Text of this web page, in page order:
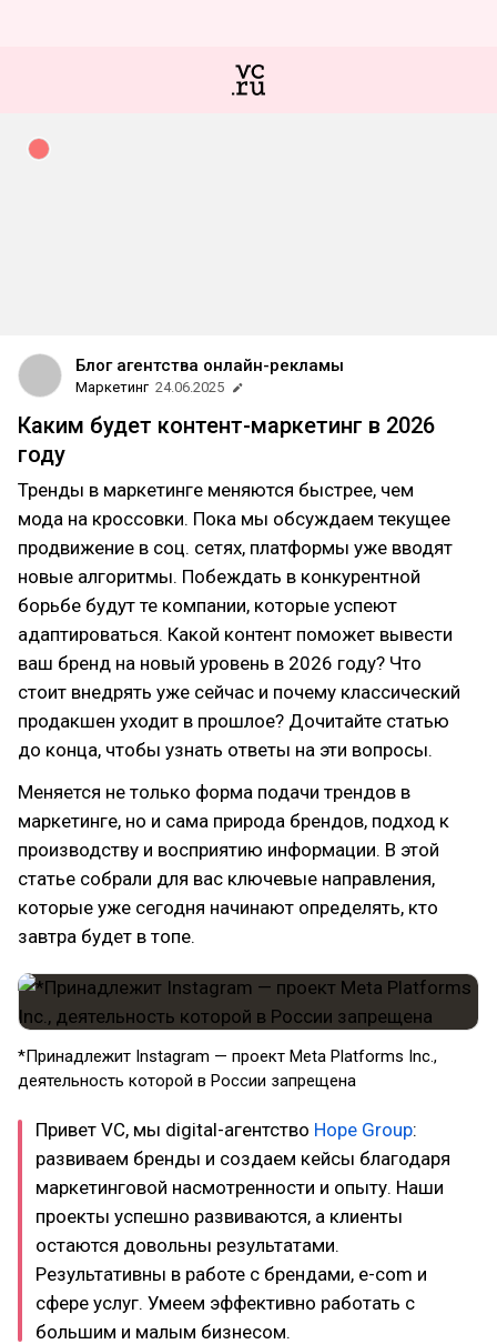
Блог агентства онлайн-рекламы
Маркетинг 24.06.2025
Каким будет контент-маркетинг в 2026
году
Тренды в маркетинге меняются быстрее, чем
мода на кроссовки. Пока мы обсуждаем текущее
продвижение в соц. сетях, платформы уже вводят
новые алгоритмы. Побеждать в конкурентной
борьбе будут те компании, которые успеют
адаптироваться. Какой контент поможет вывести
ваш бренд на новый уровень в 2026 году? Что
стоит внедрять уже сейчас и почему классический
продакшен уходит в прошлое? Дочитайте статью
до конца, чтобы узнать ответы на эти вопросы.
Меняется не только форма подачи трендов в
маркетинге, но и сама природа брендов, подход к
производству и восприятию информации. В этой
статье собрали для вас ключевые направления,
которые уже сегодня начинают определять, кто
завтра будет в топе.
*Принадлежит Instagram — проект Meta Platforms Inc.,
деятельность которой в России запрещена
Привет VC, мы digital-агентство Hope Group:
развиваем бренды и создаем кейсы благодаря
маркетинговой насмотренности и опыту. Наши
проекты успешно развиваются, а клиенты
остаются довольны результатами.
Результативны в работе с брендами, e-com и
сфере услуг. Умеем эффективно работать с
большим и малым бизнесом.